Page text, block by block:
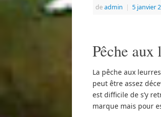
deadmin | 5 janvier
Pêche aux
La pêche aux
peut être assez
est difficile de s’y
marque mais pour